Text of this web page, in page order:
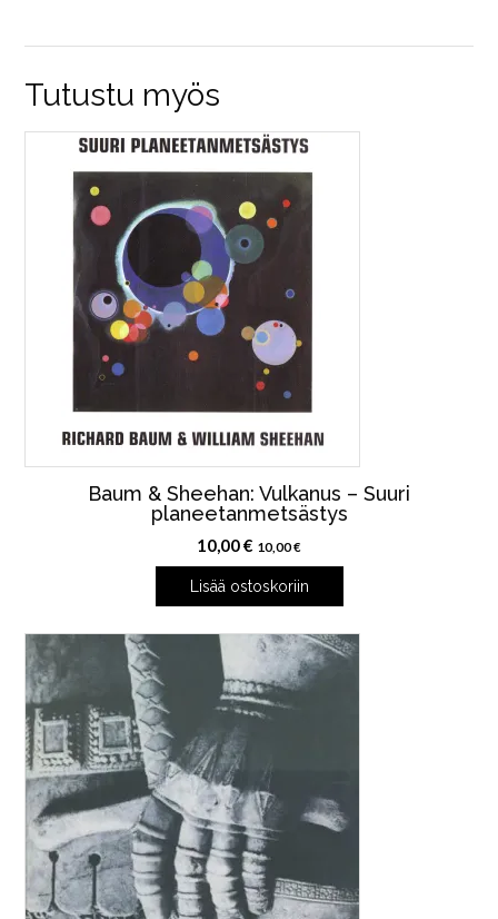
Tutustu myös
Baum & Sheehan: Vulkanus – Suuri
planeetanmetsästys
10,00€ 10,00€
Lisää ostoskoriin